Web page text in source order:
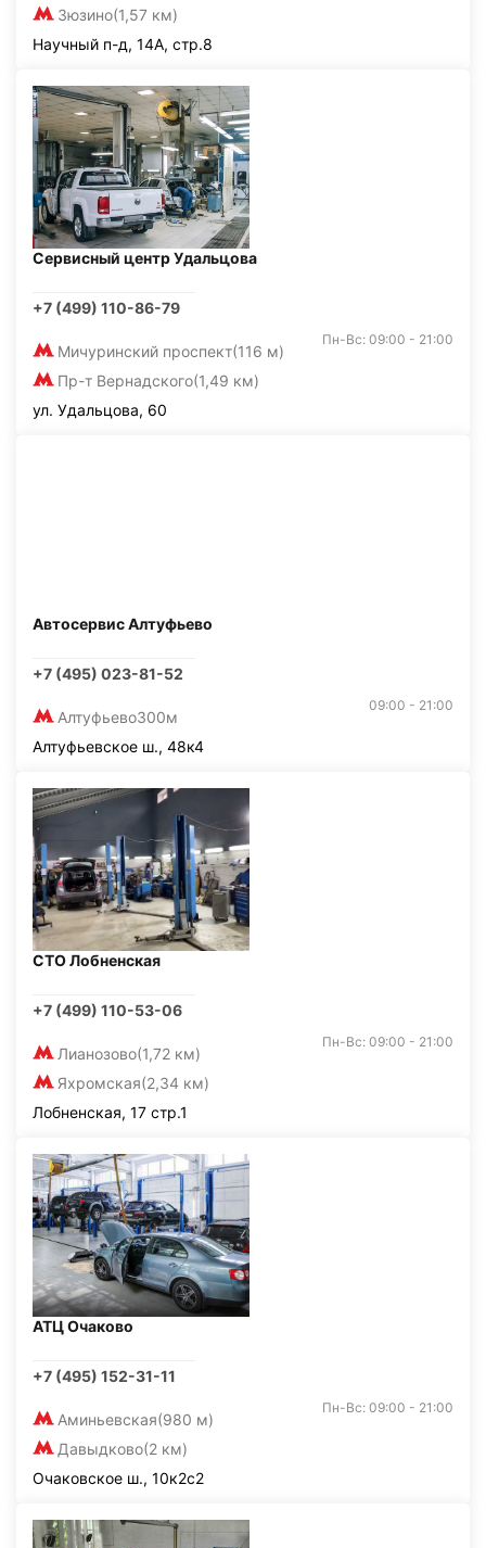
Зюзино(1,57 км)
Научный п-д, 14А, стр.8
Сервисный центр Удальцова
+7 (499) 110-86-79
Мичуринский проспект(116 м)
Пр-т Вернадского(1,49 км)
Пн-Вс: 09:00 - 21:00
ул. Удальцова, 60
Автосервис Алтуфьево
+7 (495) 023-81-52
Алтуфьево300м
09:00 - 21:00
Алтуфьевское ш., 48к4
СТО Лобненская
+7 (499) 110-53-06
Лианозово(1,72 км)
Яхромская(2,34 км)
Пн-Вс: 09:00 - 21:00
Лобненская, 17 стр.1
АТЦ Очаково
+7 (495) 152-31-11
Аминьевская(980 м)
Давыдково(2 км)
Пн-Вс: 09:00 - 21:00
Очаковское ш., 10к2с2